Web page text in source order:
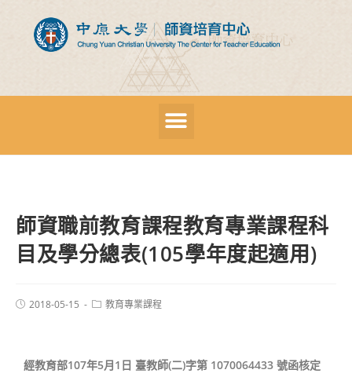
師資職前教育課程教育專業課程科
目及學分總表(105學年度起適用)
2018-05-15 教育專業課程
經教育部107年5月1日 臺教師(二)字第 1070064433 號函核定